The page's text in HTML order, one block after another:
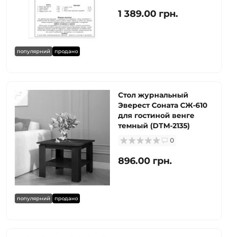
популярний продано
1 389.00 грн.
популярний продано
Стол журнальный
Эверест Соната СЖ-610
для гостиной венге
темный (DTM-2135)
0
896.00 грн.